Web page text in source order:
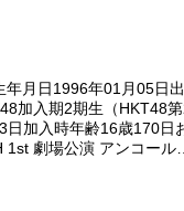
年月日1996年01月05日
加入期2期生（HKT48
加入時年齢16歳170日
劇場公演 アンコール劇